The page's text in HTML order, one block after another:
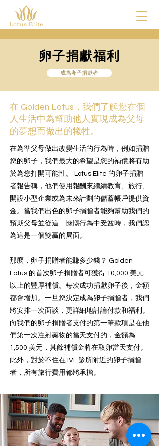
卵子捐獻福利
成為卵子捐獻者
在 Golden Lotus，我們了解您在個
人生活中為幫助他人實現成為父母
的夢想而做出的犧牲。
在為準父母做出改變生活的行為時，例如捐贈
您的卵子，我們最大的希望是您的補償將有助
於為您打開可能性。 Lotus Elite 的卵子捐贈
者報告稱，他們使用報酬來繼續教育、旅行、
開設小型企業或為未來計劃的儲蓄帳戶提供資
金。當我們出色的卵子捐贈者能夠幫助我們的
預期父母並從這一慷慨行為中受益時，我們認
為這是一個雙贏的局面。
那麼，卵子捐贈者能賺多少錢？ Golden
Lotus 的首次卵子捐贈者可獲得 10,000 美元
以上的豐厚補償。每次成功捐獻卵子後，金額
都會增加。一旦您決定成為卵子捐贈者，我們
將安排一次面談，更詳細地討論付款和福利。
向我們的卵子捐贈者支付的第一筆款項是在他
們第一次注射藥物的當天支付的，金額為
1,500 美元，其餘補償金將在取卵當天支付。
此外，對於不住在 IVF 診所附近的卵子捐贈
者，所有旅行費用都將承擔。